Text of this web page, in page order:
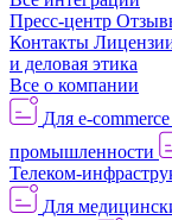
Пресс-центр
Контакты
и деловая этика
Все о компании
Для e-
промышленности
Телеком-
Для